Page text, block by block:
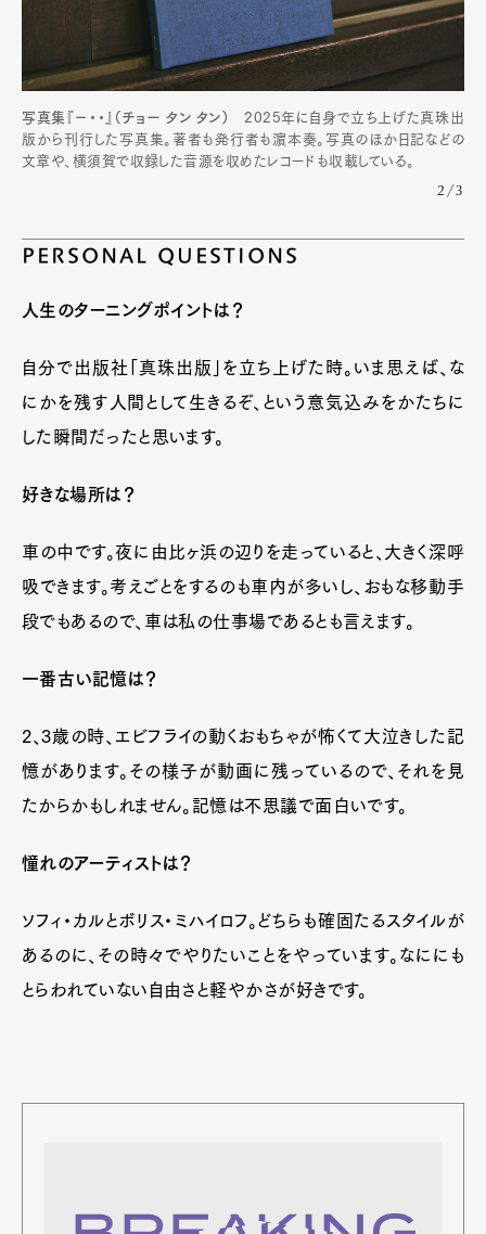
写真集『−・・』（チョー タン タン） 2025年に自身で立ち上げた真珠出
版から刊行した写真集。著者も発行者も濵本奏。写真のほか日記などの
文章や、横須賀で収録した音源を収めたレコードも収載している。
2/3
PERSONAL QUESTIONS
人生のターニングポイントは？
自分で出版社「真珠出版」を立ち上げた時。いま思えば、な
にかを残す人間として生きるぞ、という意気込みをかたちに
した瞬間だったと思います。
好きな場所は？
車の中です。夜に由比ヶ浜の辺りを走っていると、大きく深呼
吸できます。考えごとをするのも車内が多いし、おもな移動手
段でもあるので、車は私の仕事場であるとも言えます。
一番古い記憶は？
2、3歳の時、エビフライの動くおもちゃが怖くて大泣きした記
憶があります。その様子が動画に残っているので、それを見
たからかもしれません。記憶は不思議で面白いです。
憧れのアーティストは？
ソフィ・カルとボリス・ミハイロフ。どちらも確固たるスタイルが
あるのに、その時々でやりたいことをやっています。なににも
とらわれていない自由さと軽やかさが好きです。